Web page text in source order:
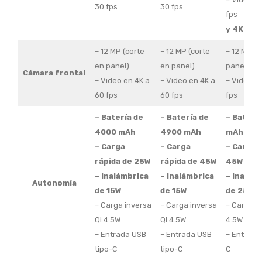
30 fps
30 fps
fps
y 4K a
Cámara frontal
– 12 MP (corte
en panel)
– Video en 4K a
60 fps
– 12 MP (corte
en panel)
– Video en 4K a
60 fps
– 12 MP
panel)
– Video
fps
Autonomía
– Batería de
4000 mAh
– Carga
rápida de 25W
– Inalámbrica
de 15W
– Carga inversa
Qi 4.5W
– Entrada USB
tipo-C
– Batería de
4900 mAh
– Carga
rápida de 45W
– Inalámbrica
de 15W
– Carga inversa
Qi 4.5W
– Entrada USB
tipo-C
–
mAh
– Carga
45W
–
de 25W
– Carga
4.5W
–
C